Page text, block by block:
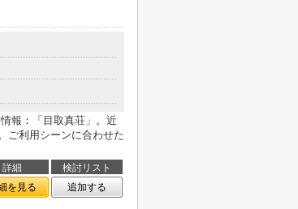
報：「目取真荘」。近
ご利用シーンに合わせた
詳細
検討リスト
を見る 追加する